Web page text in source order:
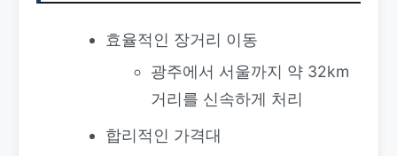
효율적인 장거리 이동
광주에서 서울까지 약 32km
거리를 신속하게 처리
합리적인 가격대